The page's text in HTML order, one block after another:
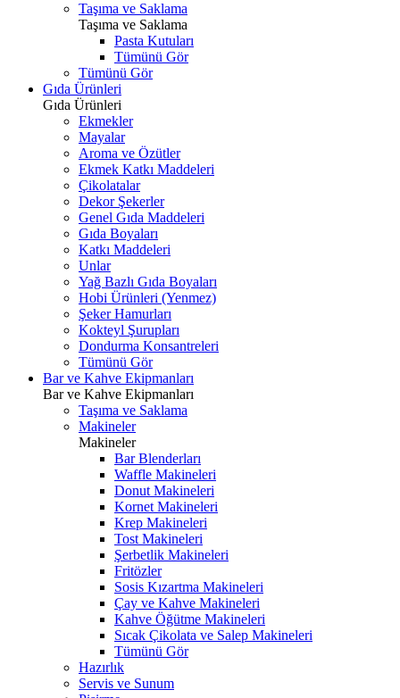
Taşıma ve Saklama
Taşıma ve Saklama
Pasta Kutuları
Tümünü Gör
Tümünü Gör
Gıda Ürünleri
Gıda Ürünleri
Ekmekler
Mayalar
Aroma ve Özütler
Ekmek Katkı Maddeleri
Çikolatalar
Dekor Şekerler
Genel Gıda Maddeleri
Gıda Boyaları
Katkı Maddeleri
Unlar
Yağ Bazlı Gıda Boyaları
Hobi Ürünleri (Yenmez)
Şeker Hamurları
Kokteyl Şurupları
Dondurma Konsantreleri
Tümünü Gör
Bar ve Kahve Ekipmanları
Bar ve Kahve Ekipmanları
Taşıma ve Saklama
Makineler
Makineler
Bar Blenderları
Waffle Makineleri
Donut Makineleri
Kornet Makineleri
Krep Makineleri
Tost Makineleri
Şerbetlik Makineleri
Fritözler
Sosis Kızartma Makineleri
Çay ve Kahve Makineleri
Kahve Öğütme Makineleri
Sıcak Çikolata ve Salep Makineleri
Tümünü Gör
Hazırlık
Servis ve Sunum